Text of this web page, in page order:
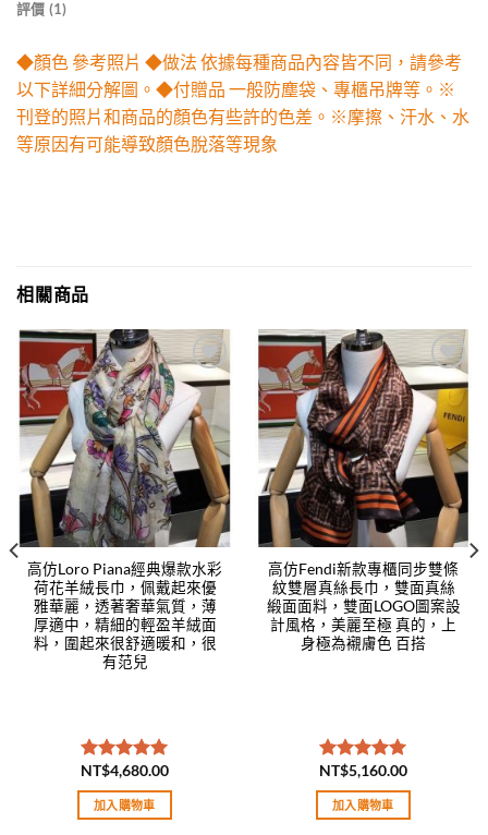
評價 (1)
◆顏色 參考照片 ◆做法 依據每種商品內容皆不同，請參考
以下詳細分解圖。◆付贈品 一般防塵袋、專櫃吊牌等。※
刊登的照片和商品的顏色有些許的色差。※摩擦、汗水、水
等原因有可能導致顏色脫落等現象
相關商品
Add to
wishlist
高仿Loro Piana經典爆款水彩
荷花羊絨長巾，佩戴起來優
雅華麗，透著奢華氣質，薄
厚適中，精細的輕盈羊絨面
料，圍起來很舒適暖和，很
有范兒
評分5.00
滿分 5
NT$4,680.00
加入購物車
Add to
wishlist
高仿Fendi新款專櫃同步雙條
紋雙層真絲長巾，雙面真絲
緞面面料，雙面LOGO圖案設
計風格，美麗至極 真的，上
身極為襯膚色 百搭
評分5.00
滿分 5
NT$5,160.00
加入購物車